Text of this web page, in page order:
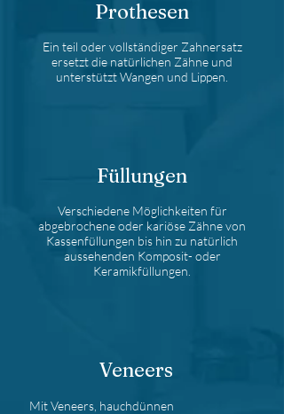
Prothesen
Ein teil oder vollständiger Zahnersatz
ersetzt die natürlichen Zähne und
unterstützt Wangen und Lippen.
Füllungen
Verschiedene Möglichkeiten für
abgebrochene oder kariöse Zähne von
Kassenfüllungen bis hin zu natürlich
aussehenden Komposit- oder
Keramikfüllungen.
Veneers
Mit Veneers, hauchdünnen